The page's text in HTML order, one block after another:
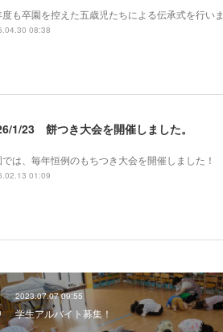
も卒園を控えた五歳児たちによる伝承式を行い
08:38
1/23 餅つき大会を開催しました。
は、毎年恒例のもちつき大会を開催しました！
01:09
2023.07.07 09:55
学生アルバイト募集！